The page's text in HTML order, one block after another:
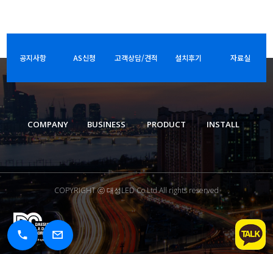
공지사항 AS신청 고객상담/견적 설치후기 자료실
COMPANY BUSINESS PRODUCT INSTALL
COPYRIGHT ⓒ 대성LED Co.Ltd.All rights reserved